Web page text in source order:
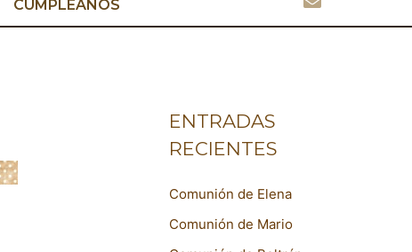
CUMPLEAÑOS
ENTRADAS
RECIENTES
Comunión de Elena
Comunión de Mario